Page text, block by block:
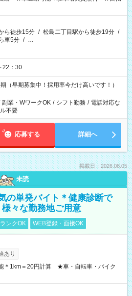
ら徒歩15分 / 松島二丁目駅から徒歩19分 /
車5分 / …
22：30
（早期募集中！採用率今だけ高いです！）
副業・WワークOK / シフト勤務 / 電話対応な
不要
応募する 詳細へ
掲載日：2026.08.05
未読
の単発バイト＊健康診断で
々な勤務地ご用意
ンクOK WEB登録・面接OK
あり
＊1km＝20円計算 ★車・自転車・バイク